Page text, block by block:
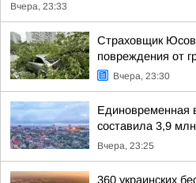
Вчера, 23:33
Страховщик
повреждения от
Вчера, 23:30
Единовременная
составила 3,9
Вчера, 23:25
360 украинских